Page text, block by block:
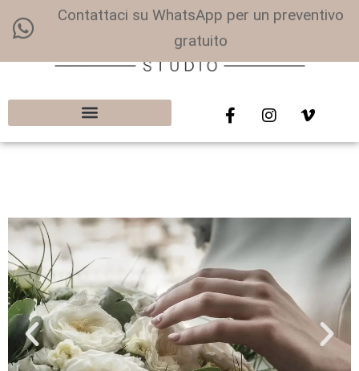
Contattaci su WhatsApp per un preventivo
gratuito